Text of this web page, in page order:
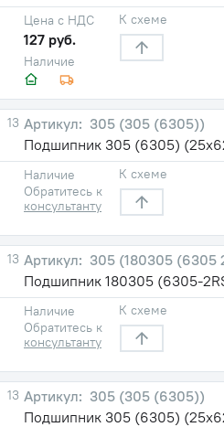
Наличие
Цена с НДС
127 руб.
К схеме
13
305 (305 (6305))
Подшипник 305 (6305)
Наличие
Обратитесь к
консультанту
К схеме
13
305 (180305 (6305
Подшипник 180305 (6305-
Наличие
Обратитесь к
консультанту
К схеме
13
305 (305 (6305))
Подшипник 305 (6305)